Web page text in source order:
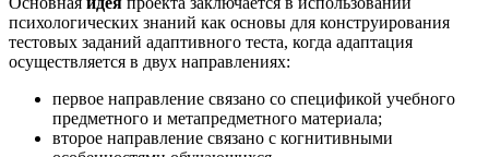
психологических знаний как основы для конструирования
тестовых заданий адаптивного теста, когда адаптация
осуществляется в двух направлениях:
первое направление связано со спецификой учебного
предметного и метапредметного материала;
второе направление связано с когнитивными